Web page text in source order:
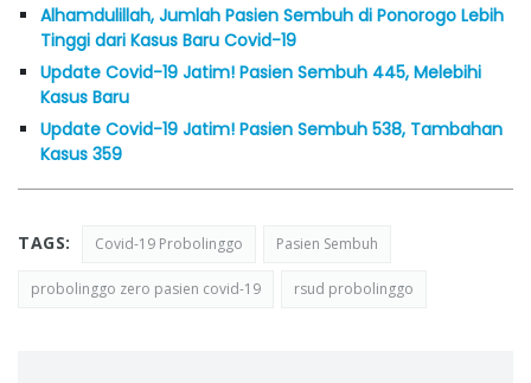
Alhamdulillah, Jumlah Pasien Sembuh di Ponorogo Lebih
Tinggi dari Kasus Baru Covid-19
Update Covid-19 Jatim! Pasien Sembuh 445, Melebihi
Kasus Baru
Update Covid-19 Jatim! Pasien Sembuh 538, Tambahan
Kasus 359
TAGS: Covid-19 Probolinggo Pasien Sembuh
probolinggo zero pasien covid-19 rsud probolinggo